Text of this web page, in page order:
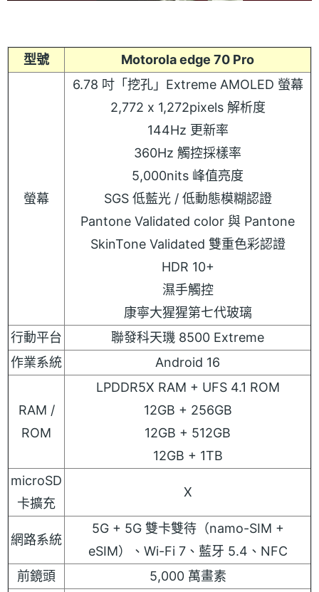
型號 Motorola edge 70 Pro
螢幕
6.78 吋「挖孔」Extreme AMOLED 螢幕
2,772 x 1,272pixels 解析度
144Hz 更新率
360Hz 觸控採樣率
5,000nits 峰值亮度
SGS 低藍光 / 低動態模糊認證
Pantone Validated color 與 Pantone
SkinTone Validated 雙重色彩認證
HDR 10+
濕手觸控
康寧大猩猩第七代玻璃
行動平台
聯發科天璣 8500 Extreme
作業系統
Android 16
RAM /
ROM
LPDDR5X RAM + UFS 4.1 ROM
12GB + 256GB
12GB + 512GB
12GB + 1TB
microSD
卡擴充
X
網路系統
5G + 5G 雙卡雙待（namo-SIM +
eSIM）、Wi-Fi 7、藍牙 5.4、NFC
前鏡頭
5,000 萬畫素